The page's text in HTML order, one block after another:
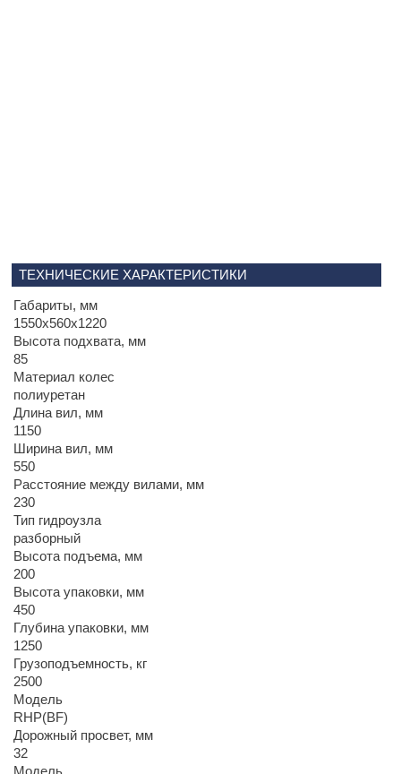
ТЕХНИЧЕСКИЕ ХАРАКТЕРИСТИКИ
Габариты, мм
1550х560х1220
Высота подхвата, мм
85
Материал колес
полиуретан
Длина вил, мм
1150
Ширина вил, мм
550
Расстояние между вилами, мм
230
Тип гидроузла
разборный
Высота подъема, мм
200
Высота упаковки, мм
450
Глубина упаковки, мм
1250
Грузоподъемность, кг
2500
Модель
RHP(BF)
Дорожный просвет, мм
32